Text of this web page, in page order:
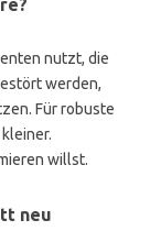
nutzt, die
werden,
Für robuste
willst.
neu